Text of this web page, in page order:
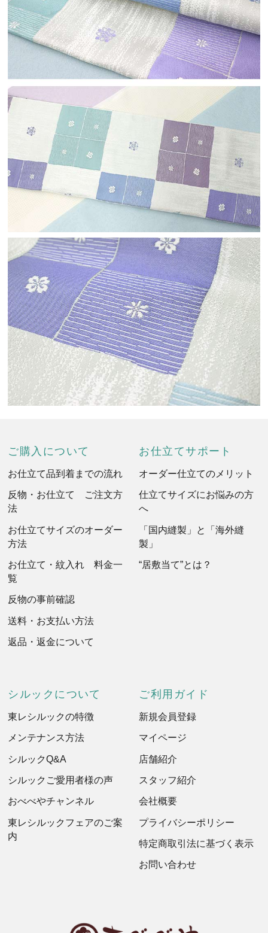
ご購入について
お仕立て品到着までの流れ
反物・お仕立て ご注文方
法
お仕立てサイズのオーダー
方法
お仕立て・紋入れ 料金一
覧
反物の事前確認
送料・お支払い方法
返品・返金について
お仕立てサポート
オーダー仕立てのメリット
仕立てサイズにお悩みの方
へ
「国内縫製」と「海外縫
製」
“居敷当て”とは？
シルックについて
東レシルックの特徴
メンテナンス方法
シルックQ&A
シルックご愛用者様の声
おべべやチャンネル
東レシルックフェアのご案
内
ご利用ガイド
新規会員登録
マイページ
店舗紹介
スタッフ紹介
会社概要
プライバシーポリシー
特定商取引法に基づく表示
お問い合わせ